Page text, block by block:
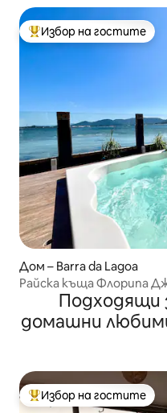
Най-популярен избор на
Избор на гостите
Дом – Barra da Lagoa
Райска къща Флорипа
Подходящи
домашни
Най-популярен избор
Избор на гостите